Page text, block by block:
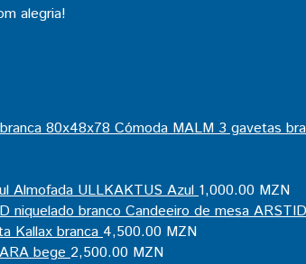
alegria!
Cómoda MALM 3 gavetas
Almofada ULLKAKTUS Azul 1,000.00 MZN
Candeeiro de mesa
Kallax branca 4,500.00 MZN
bege 2,500.00 MZN